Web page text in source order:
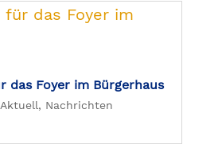
das Foyer im Bürgerhaus
Aktuell, Nachrichten